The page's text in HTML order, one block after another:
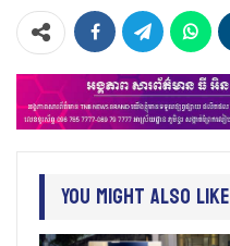
You Might Also Like